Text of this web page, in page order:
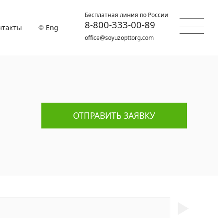
ОТПРАВИТЬ ЗАЯВКУ
Eng
Бесплатная линия по России
8-800-333-00-89
office@soyuzopttorg.com